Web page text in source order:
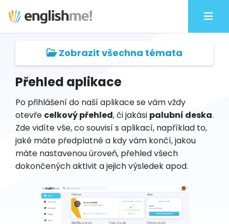
Zobrazit všechna témata
Přehled aplikace
Po přihlášení do naší aplikace se vám vždy
otevře celkový přehled, či jakási palubní deska.
Zde vidíte vše, co souvisí s aplikací, například to,
jaké máte předplatné a kdy vám končí, jakou
máte nastavenou úroveň, přehled všech
dokončených aktivit a jejich výsledek apod.